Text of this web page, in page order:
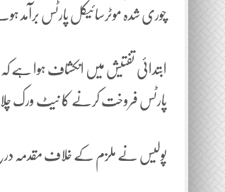
چوری شدہ موٹرسائیکل پارٹس برآمد
ابتدائی تفتیش میں انکشاف ہوا ہے
پارٹس فروخت کرنے کا نیٹ ورک چلا
پولیس نے ملزم کے خلاف مقدمہ